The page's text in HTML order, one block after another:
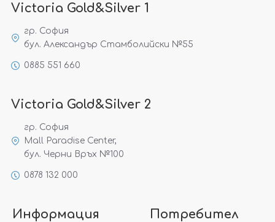
Victoria Gold&Silver 1
гр. София
бул. Александър Стамболийски №55
0885 551 660
Victoria Gold&Silver 2
гр. София
Mall Paradise Center,
бул. Черни Връх №100
0878 132 000
Информация Потребител